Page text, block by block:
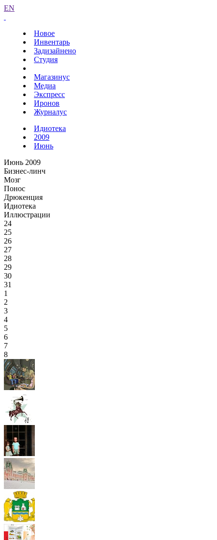
EN
Новое
Инвентарь
Задизайнено
Студия
Магазинус
Медиа
Экспресс
Иронов
Журналус
Идиотека
2009
Июнь
Июнь 2009
Бизнес-линч
Мозг
Понос
Дрюкенция
Идиотека
Иллюстрации
24
25
26
27
28
29
30
31
1
2
3
4
5
6
7
8